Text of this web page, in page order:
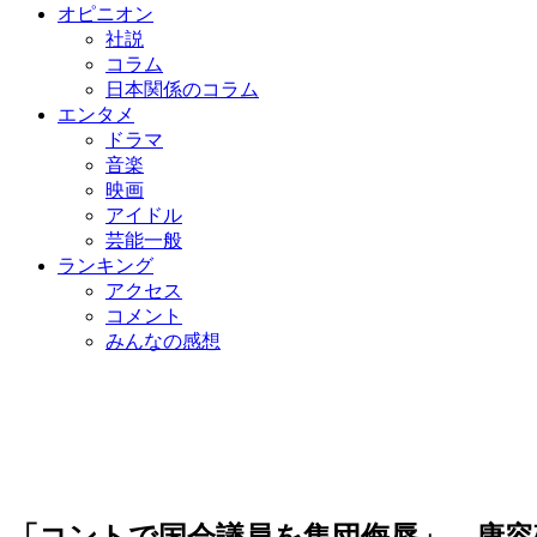
オピニオン
社説
コラム
日本関係のコラム
エンタメ
ドラマ
音楽
映画
アイドル
芸能一般
ランキング
アクセス
コメント
みんなの感想